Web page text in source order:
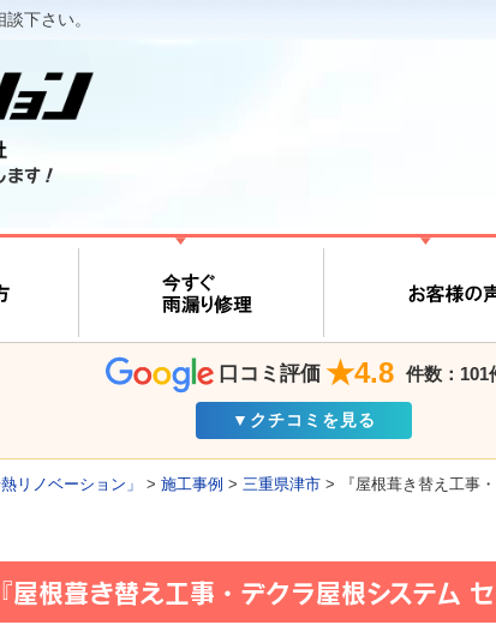
下さい。
す！
口コミ評価 ★4.8 件数：101
▼クチコミを見る
リノベーション」 > 施工事例 > 三重県津市 >
『屋根葺き替え工事
『屋根葺き替え工事・デクラ屋根システム